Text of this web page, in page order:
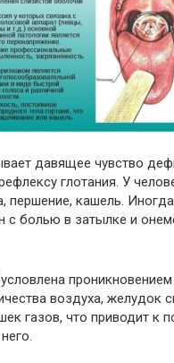
давящее чувство
глотания. У
першение, кашель.
с болью в затылке и
воздуха, желудок
газов, что приводит к